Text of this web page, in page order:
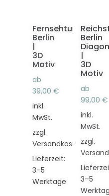
Fernsehturm
Berlin
|
3D
Motiv
ab
39,00 €
inkl.
MwSt.
zzgl.
Versandkosten
Lieferzeit:
3–5
Werktage
Berlin
|
3D
Motiv
ab
99,00 €
inkl.
MwSt.
zzgl.
3–5